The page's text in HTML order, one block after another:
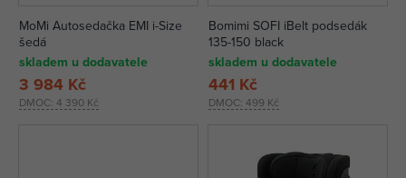
MoMi Autosedačka EMI i-Size
šedá
skladem u dodavatele
DMOC: 4 390 Kč
3 984 Kč
Bomimi SOFI iBelt podsedák
135-150 black
skladem u dodavatele
DMOC: 499 Kč
441 Kč